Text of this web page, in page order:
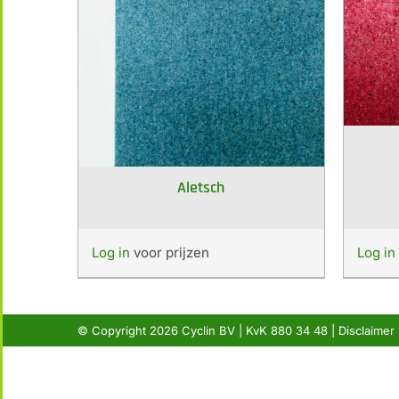
Aletsch
Log in voor prijzen Log in
© Copyright 2026 Cyclin BV | KvK 880 34 48 | Disclaimer